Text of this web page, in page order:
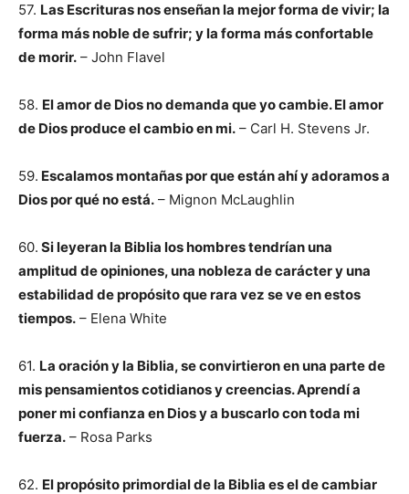
57. Las Escrituras nos enseñan la mejor forma de vivir; la
forma más noble de sufrir; y la forma más confortable
de morir. – John Flavel
58. El amor de Dios no demanda que yo cambie. El amor
de Dios produce el cambio en mi. – Carl H. Stevens Jr.
59. Escalamos montañas por que están ahí y adoramos a
Dios por qué no está. – Mignon McLaughlin
60. Si leyeran la Biblia los hombres tendrían una
amplitud de opiniones, una nobleza de carácter y una
estabilidad de propósito que rara vez se ve en estos
tiempos. – Elena White
61. La oración y la Biblia, se convirtieron en una parte de
mis pensamientos cotidianos y creencias. Aprendí a
poner mi confianza en Dios y a buscarlo con toda mi
fuerza. – Rosa Parks
62. El propósito primordial de la Biblia es el de cambiar